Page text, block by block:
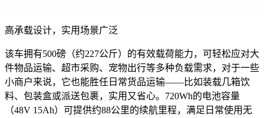
高承载设计，实用场景广泛
该车拥有500磅（约227公斤）的有效载荷能力，可轻松应对大
件物品运输、超市采购、宠物出行等多种负载需求，对于一些
小商户来说，它也能胜任日常货品运输——比如装载几箱饮
料、包装盒或派送包裹，实用又省心。720Wh的电池容量
（48V 15Ah）可提供约88公里的续航里程，满足日常使用无